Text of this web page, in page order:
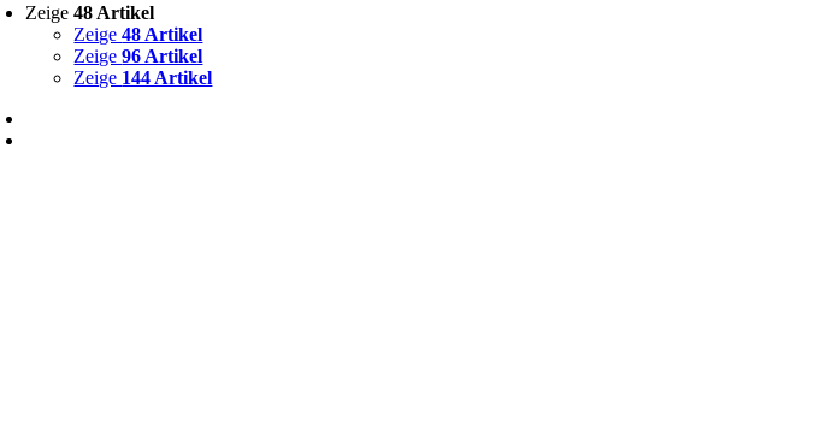
Zeige48 Artikel
Zeige48 Artikel
Zeige96 Artikel
Zeige 144 Artikel